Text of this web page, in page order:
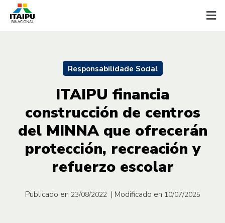
Responsabilidade Social
ITAIPU financia
construcción de centros
del MINNA que ofrecerán
protección, recreación y
refuerzo escolar
Publicado en 23/08/2022 | Modificado en 10/07/2025